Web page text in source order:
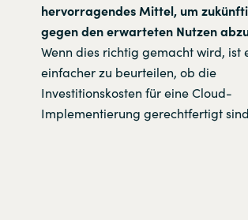
hervorragendes Mittel, um
gegen den erwarteten Nutzen
Wenn dies richtig gemacht wird, ist
einfacher zu beurteilen, ob die
Investitionskosten für eine Cloud-
Implementierung gerechtfertigt